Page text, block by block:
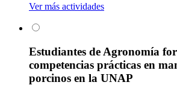
Ver más actividades
Estudiantes de Agronomía
competencias prácticas en
porcinos en la UNAP